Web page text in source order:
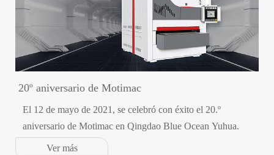
20º aniversario de Motimac
El 12 de mayo de 2021, se celebró con éxito el 20.º
aniversario de Motimac en Qingdao Blue Ocean Yuhua.
Ver más